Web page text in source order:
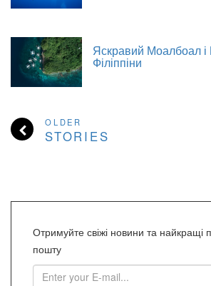
Яскравий Моалбоал
Філіппіни
OLDER
STORIES
Отримуйте свіжі новини та найкращі
пошту